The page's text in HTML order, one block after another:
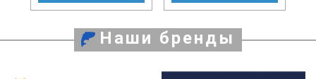
Наши бренды